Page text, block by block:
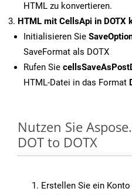
HTML zu konvertieren.
HTML mit CellsApi in DOTX
Initialisieren Sie
SaveFormat als DOTX
Rufen Sie
HTML-Datei in das Format
Nutzen Sie
DOT to DOTX
Erstellen Sie ein